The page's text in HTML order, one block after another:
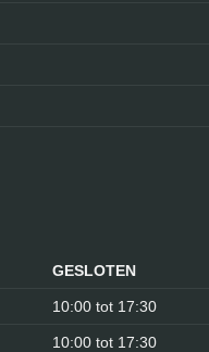
GESLOTEN
10:00 tot 17:30
10:00 tot 17:30